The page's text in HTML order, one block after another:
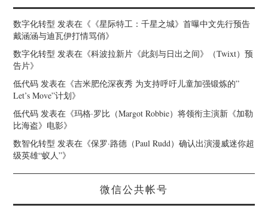
数字化转型 发表在《 《星际特工：千星之城》首曝中文先行预告
戴涵涵与迪瓦伊打情骂俏》
数字化转型 发表在《科波拉新片《此刻与日出之间》（Twixt）预
告片》
低代码 发表在《吉米肥伦深夜秀 为支持呼吁儿童加强锻炼的”
Let’s Move”计划》
低代码 发表在《玛格·罗比（Margot Robbie）将领衔主演新《加勒
比海盗》电影》
数智化转型 发表在《保罗·路德（Paul Rudd）确认出演漫威迷你超
级英雄“蚁人”》
微信公共帐号